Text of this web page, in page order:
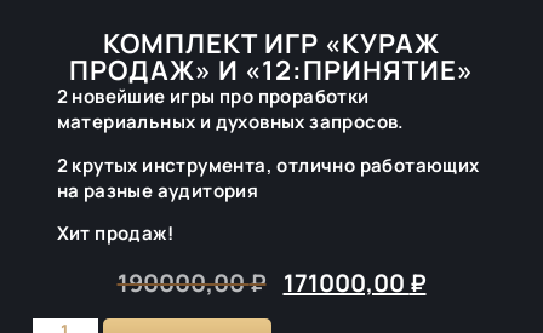
КОМПЛЕКТ ИГР «КУРАЖ
ПРОДАЖ» И «12:ПРИНЯТИЕ»
2 новейшие игры про проработки
материальных и духовных запросов.
2 крутых инструмента, отлично работающих
на разные аудитория
Хит продаж!
190000,00₽ 171000,00 ₽